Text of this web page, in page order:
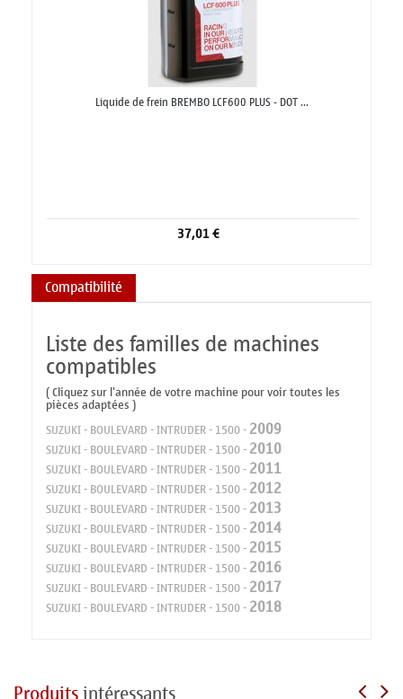
Liquide de frein BREMBO LCF600 PLUS - DOT ...
37,01 €
Compatibilité
Liste des familles de machines
compatibles
( Cliquez sur l'année de votre machine pour voir toutes les
pièces adaptées )
SUZUKI-BOULEVARD - INTRUDER-1500-2009
SUZUKI-BOULEVARD - INTRUDER-1500-2010
SUZUKI-BOULEVARD - INTRUDER-1500-2011
SUZUKI-BOULEVARD - INTRUDER-1500-2012
SUZUKI-BOULEVARD - INTRUDER-1500-2013
SUZUKI-BOULEVARD - INTRUDER-1500-2014
SUZUKI-BOULEVARD - INTRUDER-1500-2015
SUZUKI-BOULEVARD - INTRUDER-1500-2016
SUZUKI-BOULEVARD - INTRUDER-1500-2017
SUZUKI-BOULEVARD - INTRUDER-1500-2018